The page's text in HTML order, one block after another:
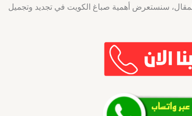
سنستعرض أهمية صباغ الكويت في تجديد وتجميل